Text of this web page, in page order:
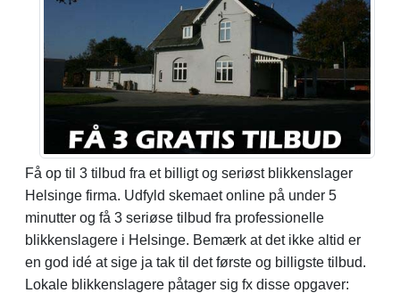
Få op til 3 tilbud fra et billigt og seriøst blikkenslager
Helsinge firma. Udfyld skemaet online på under 5
minutter og få 3 seriøse tilbud fra professionelle
blikkenslagere i Helsinge. Bemærk at det ikke altid er
en god idé at sige ja tak til det første og billigste tilbud.
Lokale blikkenslagere påtager sig fx disse opgaver: